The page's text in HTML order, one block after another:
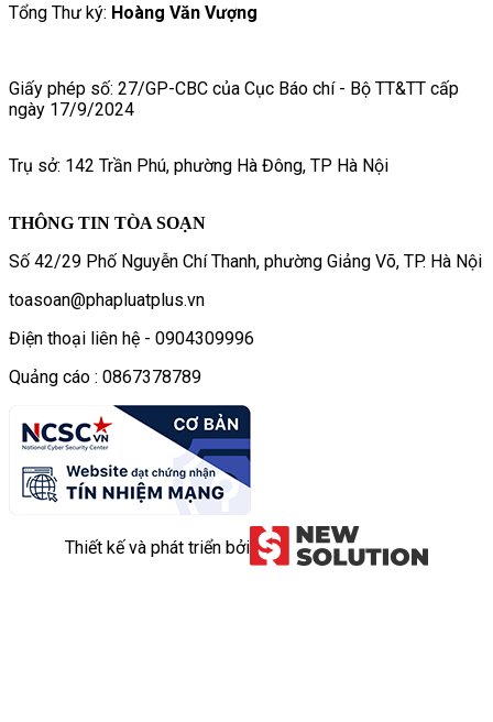
Tổng Thư ký: Hoàng Văn Vượng
Giấy phép số: 27/GP-CBC của Cục Báo chí - Bộ TT&TT cấp
ngày 17/9/2024
Trụ sở: 142 Trần Phú, phường Hà Đông, TP Hà Nội
THÔNG TIN TÒA SOẠN
Số 42/29 Phố Nguyễn Chí Thanh, phường Giảng Võ, TP. Hà Nội
toasoan@phapluatplus.vn
Điện thoại liên hệ - 0904309996
Quảng cáo : 0867378789
Thiết kế và phát triển bởi